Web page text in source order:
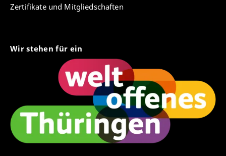
Zertifikate und Mitgliedschaften
Wir stehen für ein